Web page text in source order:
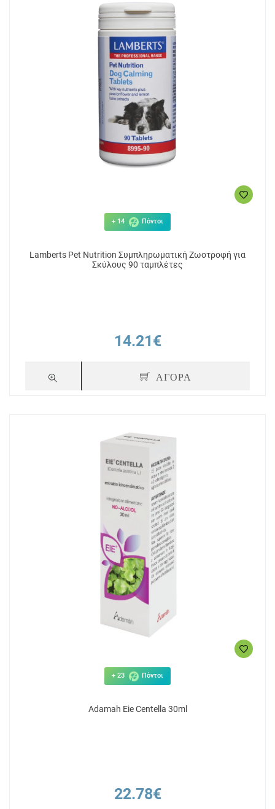
+ 14 Πόντοι
Lamberts Pet Nutrition Συμπληρωματική Ζωοτροφή για
Σκύλους 90 ταμπλέτες
14.21€
ΑΓΟΡΑ
+ 23 Πόντοι
Adamah Eie Centella 30ml
22.78€